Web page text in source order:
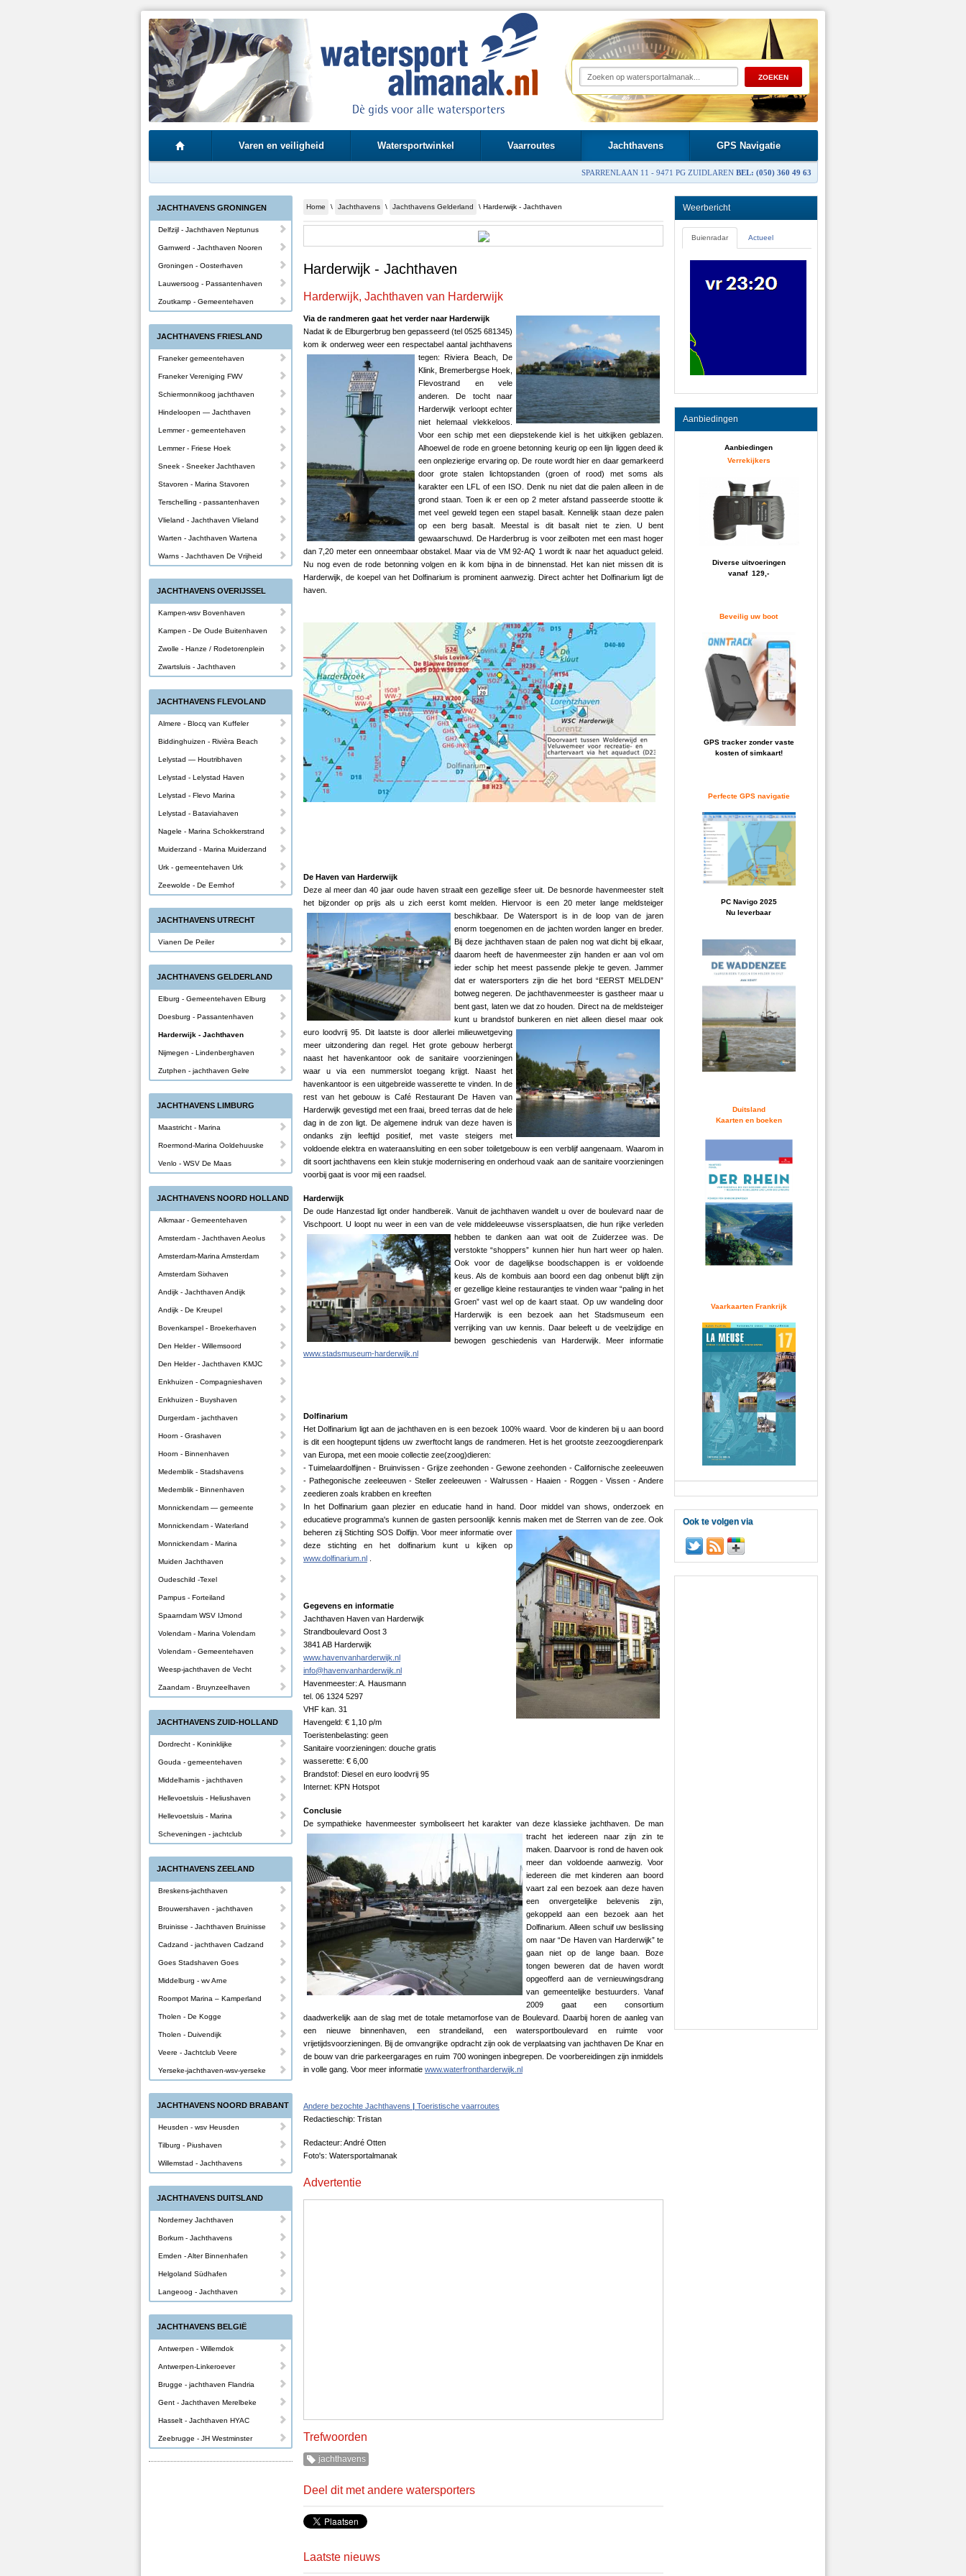
Varen en veiligheid Watersportwinkel Vaarroutes Jachthavens GPS Navigatie
SPARRENLAAN 11 - 9471 PG ZUIDLAREN BEL: (050) 360 49 63
Home \ Jachthavens \ Jachthavens Gelderland \ Harderwijk - Jachthaven
Harderwijk - Jachthaven
Harderwijk, Jachthaven van Harderwijk
Via de randmeren gaat het verder naar Harderwijk
Nadat ik de Elburgerbrug ben gepasseerd (tel 0525 681345)
kom ik onderweg weer een respectabel aantal jachthavens
tegen: Riviera Beach, De
Klink, Bremerbergse Hoek,
Flevostrand en vele
anderen. De tocht naar
Harderwijk verloopt echter
niet helemaal vlekkeloos.
Voor een schip met een diepstekende kiel is het uitkijken geblazen.
Alhoewel de rode en groene betonning keurig op een lijn liggen deed ik
een onplezierige ervaring op. De route wordt hier en daar gemarkeerd
door grote stalen lichtopstanden (groen of rood) met soms als
karakter een LFL of een ISO. Denk nu niet dat die palen alleen in de
grond staan. Toen ik er een op 2 meter afstand passeerde stootte ik
met veel geweld tegen een stapel basalt. Kennelijk staan deze palen
op een berg basalt. Meestal is dit basalt niet te zien. U bent
gewaarschuwd. De Harderbrug is voor zeilboten met een mast hoger
dan 7,20 meter een onneembaar obstakel. Maar via de VM 92-AQ 1 wordt ik naar het aquaduct geleid.
Nu nog even de rode betonning volgen en ik kom bijna in de binnenstad. Het kan niet missen dit is
Harderwijk, de koepel van het Dolfinarium is prominent aanwezig. Direct achter het Dolfinarium ligt de
haven.
De Haven van Harderwijk
Deze al meer dan 40 jaar oude haven straalt een gezellige sfeer uit. De besnorde havenmeester stelt
het bijzonder op prijs als u zich eerst komt melden. Hiervoor is een 20 meter lange meldsteiger
beschikbaar. De Watersport is in de loop van de jaren
enorm toegenomen en de jachten worden langer en breder.
Bij deze jachthaven staan de palen nog wat dicht bij elkaar,
daarom heeft de havenmeester zijn handen er aan vol om
ieder schip het meest passende plekje te geven. Jammer
dat er watersporters zijn die het bord “EERST MELDEN”
botweg negeren. De jachthavenmeester is gastheer maar u
bent gast, laten we dat zo houden. Direct na de meldsteiger
kunt u brandstof bunkeren en niet alleen diesel maar ook
euro loodvrij 95. Dit laatste is door allerlei milieuwetgeving
meer uitzondering dan regel. Het grote gebouw herbergt
naast het havenkantoor ook de sanitaire voorzieningen
waar u via een nummerslot toegang krijgt. Naast het
havenkantoor is een uitgebreide wasserette te vinden. In de
rest van het gebouw is Café Restaurant De Haven van
Harderwijk gevestigd met een fraai, breed terras dat de hele
dag in de zon ligt. De algemene indruk van deze haven is
ondanks zijn leeftijd positief, met vaste steigers met
voldoende elektra en wateraansluiting en een sober toiletgebouw is een verblijf aangenaam. Waarom in
dit soort jachthavens een klein stukje modernisering en onderhoud vaak aan de sanitaire voorzieningen
voorbij gaat is voor mij een raadsel.
Harderwijk
De oude Hanzestad ligt onder handbereik. Vanuit de jachthaven wandelt u over de boulevard naar de
Vischpoort. U loopt nu weer in een van de vele middeleeuwse vissersplaatsen, die hun rijke verleden
hebben te danken aan wat ooit de Zuiderzee was. De
verstokte “shoppers” kunnen hier hun hart weer op halen.
Ook voor de dagelijkse boodschappen is er voldoende
keus. Als de kombuis aan boord een dag onbenut blijft zijn
er gezellige kleine restaurantjes te vinden waar “paling in het
Groen” vast wel op de kaart staat. Op uw wandeling door
Harderwijk is een bezoek aan het Stadsmuseum een
verrijking van uw kennis. Daar beleeft u de veelzijdige en
bewogen geschiedenis van Harderwijk. Meer informatie
www.stadsmuseum-harderwijk.nl
Dolfinarium
Het Dolfinarium ligt aan de jachthaven en is een bezoek 100% waard. Voor de kinderen bij u aan boord
is dit een hoogtepunt tijdens uw zwerftocht langs de randmeren. Het is het grootste zeezoogdierenpark
van Europa, met een mooie collectie zee(zoog)dieren:
- Tuimelaardolfijnen - Bruinvissen - Grijze zeehonden - Gewone zeehonden - Californische zeeleeuwen
- Pathegonische zeeleeuwen - Steller zeeleeuwen - Walrussen - Haaien - Roggen - Vissen - Andere
zeedieren zoals krabben en kreeften
In het Dolfinarium gaan plezier en educatie hand in hand. Door middel van shows, onderzoek en
educatieve programma's kunnen de gasten persoonlijk kennis maken met de Sterren van de zee. Ook
beheren zij Stichting SOS Dolfijn. Voor meer informatie over
deze stichting en het dolfinarium kunt u kijken op
www.dolfinarium.nl
Gegevens en informatie
Jachthaven Haven van Harderwijk
Strandboulevard Oost 3
3841 AB Harderwijk
www.havenvanharderwijk.nl
info@havenvanharderwijk.nl
Havenmeester: A. Hausmann
tel. 06 1324 5297
VHF kan. 31
Havengeld: € 1,10 p/m
Toeristenbelasting: geen
Sanitaire voorzieningen: douche gratis
wasserette: € 6,00
Brandstof: Diesel en euro loodvrij 95
Internet: KPN Hotspot
Conclusie
De sympathieke havenmeester symboliseert het karakter van deze klassieke jachthaven. De man
tracht het iedereen naar zijn zin te
maken. Daarvoor is rond de haven ook
meer dan voldoende aanwezig. Voor
iedereen die met kinderen aan boord
vaart zal een bezoek aan deze haven
een onvergetelijke belevenis zijn,
gekoppeld aan een bezoek aan het
Dolfinarium. Alleen schuif uw beslissing
om naar “De Haven van Harderwijk” te
gaan niet op de lange baan. Boze
tongen beweren dat de haven wordt
opgeofferd aan de vernieuwingsdrang
van gemeentelijke bestuurders. Vanaf
2009 gaat een consortium
daadwerkelijk aan de slag met de totale metamorfose van de Boulevard. Daarbij horen de aanleg van
een nieuwe binnenhaven, een strandeiland, een watersportboulevard en ruimte voor
vrijetijdsvoorzieningen. Bij de omvangrijke opdracht zijn ook de verplaatsing van jachthaven De Knar en
de bouw van drie parkeergarages en ruim 700 woningen inbegrepen. De voorbereidingen zijn inmiddels
in volle gang. Voor meer informatie www.waterfrontharderwijk.nl
Andere bezochte Jachthavens | Toeristische vaarroutes
Redactieschip: Tristan
Redacteur: André Otten
Foto's: Watersportalmanak
Advertentie
Trefwoorden
jachthavens
Deel dit met andere watersporters
Laatste nieuws
Weerbericht
Buienradar Actueel
Aanbiedingen
Aanbiedingen
Verrekijkers
Diverse uitvoeringen
vanaf 129,-
Beveilig uw boot
GPS tracker zonder vaste
kosten of simkaart!
Perfecte GPS navigatie
PC Navigo 2025
Nu leverbaar
Duitsland
Kaarten en boeken
Vaarkaarten Frankrijk
Ook te volgen via
JACHTHAVENS GRONINGEN
Delfzijl - Jachthaven Neptunus
Garnwerd - Jachthaven Nooren
Groningen - Oosterhaven
Lauwersoog - Passantenhaven
Zoutkamp - Gemeentehaven
JACHTHAVENS FRIESLAND
Franeker gemeentehaven
Franeker Vereniging FWV
Schiermonnikoog jachthaven
Hindeloopen — Jachthaven
Lemmer - gemeentehaven
Lemmer - Friese Hoek
Sneek - Sneeker Jachthaven
Stavoren - Marina Stavoren
Terschelling - passantenhaven
Vlieland - Jachthaven Vlieland
Warten - Jachthaven Wartena
Warns - Jachthaven De Vrijheid
JACHTHAVENS OVERIJSSEL
Kampen-wsv Bovenhaven
Kampen - De Oude Buitenhaven
Zwolle - Hanze / Rodetorenplein
Zwartsluis - Jachthaven
JACHTHAVENS FLEVOLAND
Almere - Blocq van Kuffeler
Biddinghuizen - Rivièra Beach
Lelystad — Houtribhaven
Lelystad - Lelystad Haven
Lelystad - Flevo Marina
Lelystad - Bataviahaven
Nagele - Marina Schokkerstrand
Muiderzand - Marina Muiderzand
Urk - gemeentehaven Urk
Zeewolde - De Eemhof
JACHTHAVENS UTRECHT
Vianen De Peiler
JACHTHAVENS GELDERLAND
Elburg - Gemeentehaven Elburg
Doesburg - Passantenhaven
Harderwijk - Jachthaven
Nijmegen - Lindenberghaven
Zutphen - jachthaven Gelre
JACHTHAVENS LIMBURG
Maastricht - Marina
Roermond-Marina Ooldehuuske
Venlo - WSV De Maas
JACHTHAVENS NOORD HOLLAND
Alkmaar - Gemeentehaven
Amsterdam - Jachthaven Aeolus
Amsterdam-Marina Amsterdam
Amsterdam Sixhaven
Andijk - Jachthaven Andijk
Andijk - De Kreupel
Bovenkarspel - Broekerhaven
Den Helder - Willemsoord
Den Helder - Jachthaven KMJC
Enkhuizen - Compagnieshaven
Enkhuizen - Buyshaven
Durgerdam - jachthaven
Hoorn - Grashaven
Hoorn - Binnenhaven
Medemblik - Stadshavens
Medemblik - Binnenhaven
Monnickendam — gemeente
Monnickendam - Waterland
Monnickendam - Marina
Muiden Jachthaven
Oudeschild -Texel
Pampus - Forteiland
Spaarndam WSV IJmond
Volendam - Marina Volendam
Volendam - Gemeentehaven
Weesp-jachthaven de Vecht
Zaandam - Bruynzeelhaven
JACHTHAVENS ZUID-HOLLAND
Dordrecht - Koninklijke
Gouda - gemeentehaven
Middelharnis - jachthaven
Hellevoetsluis - Heliushaven
Hellevoetsluis - Marina
Scheveningen - jachtclub
JACHTHAVENS ZEELAND
Breskens-jachthaven
Brouwershaven - jachthaven
Bruinisse - Jachthaven Bruinisse
Cadzand - jachthaven Cadzand
Goes Stadshaven Goes
Middelburg - wv Arne
Roompot Marina – Kamperland
Tholen - De Kogge
Tholen - Duivendijk
Veere - Jachtclub Veere
Yerseke-jachthaven-wsv-yerseke
JACHTHAVENS NOORD BRABANT
Heusden - wsv Heusden
Tilburg - Piushaven
Willemstad - Jachthavens
JACHTHAVENS DUITSLAND
Norderney Jachthaven
Borkum - Jachthavens
Emden - Alter Binnenhafen
Helgoland Südhafen
Langeoog - Jachthaven
JACHTHAVENS BELGIË
Antwerpen - Willemdok
Antwerpen-Linkeroever
Brugge - jachthaven Flandria
Gent - Jachthaven Merelbeke
Hasselt - Jachthaven HYAC
Zeebrugge - JH Westminster